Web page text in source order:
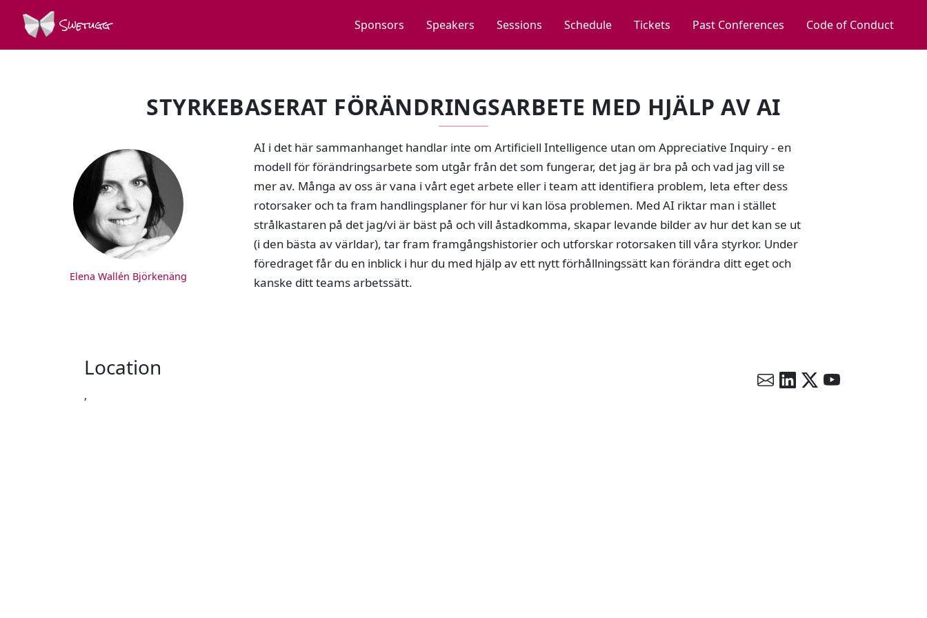
Swetugg Sponsors Speakers Sessions Schedule Tickets Past Conferences Code of Conduct
STYRKEBASERAT FÖRÄNDRINGSARBETE MED HJÄLP AV AI
SPEAKERS
Elena Wallén Björkenäng
AI i det här sammanhanget handlar inte om Artificiell Intelligence utan om Appreciative Inquiry - en
modell för förändringsarbete som utgår från det som fungerar, det jag är bra på och vad jag vill se
mer av. Många av oss är vana i vårt eget arbete eller i team att identifiera problem, leta efter dess
rotorsaker och ta fram handlingsplaner för hur vi kan lösa problemen. Med AI riktar man i stället
strålkastaren på det jag/vi är bäst på och vill åstadkomma, skapar levande bilder av hur det kan se ut
(i den bästa av världar), tar fram framgångshistorier och utforskar rotorsaken till våra styrkor. Under
föredraget får du en inblick i hur du med hjälp av ett nytt förhållningssätt kan förändra ditt eget och
kanske ditt teams arbetssätt.
Location
,